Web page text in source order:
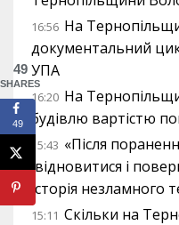
16:56 На
документальний
УПА
16:20 На
будівлю вартістю
15:43 «Після
відновитися і
історія незламного
15:11 Скільки на
49
SHARES
49